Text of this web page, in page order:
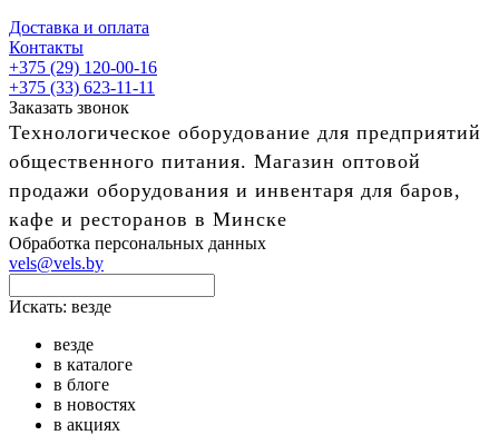
Доставка и оплата
Контакты
+375 (29) 120-00-16
+375 (33) 623-11-11
Заказать звонок
Технологическое оборудование для предприятий
общественного питания. Магазин оптовой
продажи оборудования и инвентаря для баров,
кафе и ресторанов в Минске
Обработка персональных данных
vels@vels.by
Искать: везде
везде
в каталоге
в блоге
в новостях
в акциях